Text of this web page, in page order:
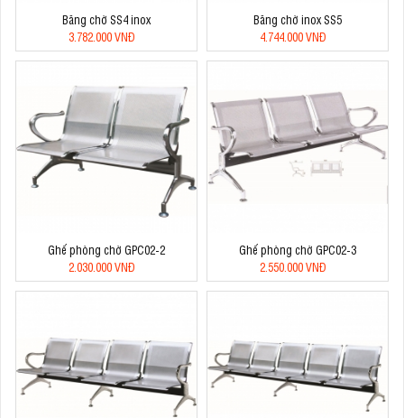
Băng chờ SS4 inox
3.782.000 VNĐ
Băng chờ inox SS5
4.744.000 VNĐ
Ghế phòng chờ GPC02-2
2.030.000 VNĐ
Ghế phòng chờ GPC02-3
2.550.000 VNĐ